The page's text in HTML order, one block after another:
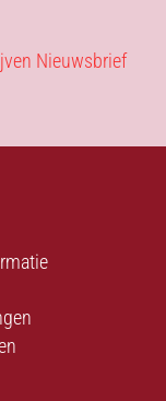
Nieuwsbrief